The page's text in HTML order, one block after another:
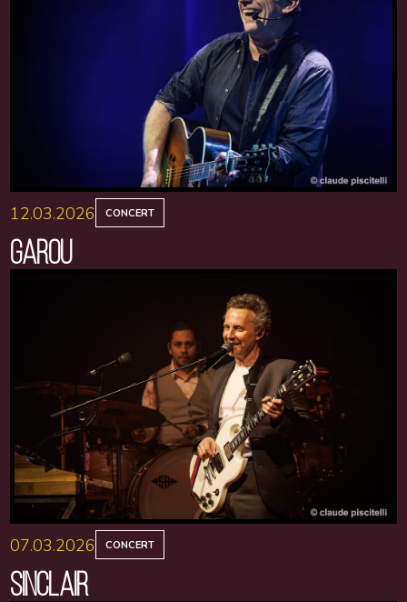
12.03.2026 CONCERT
GAROU
07.03.2026 CONCERT
SINCLAIR